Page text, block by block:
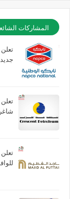
المشاركات